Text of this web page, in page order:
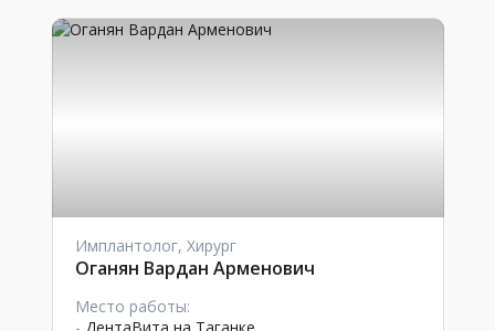
Имплантолог, Хирург
Оганян Вардан Арменович
Место работы: